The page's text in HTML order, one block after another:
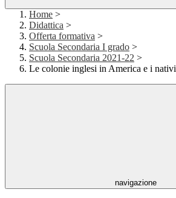
Home >
Didattica >
Offerta formativa >
Scuola Secondaria I grado >
Scuola Secondaria 2021-22 >
Le colonie inglesi in America e i nativi
navigazione